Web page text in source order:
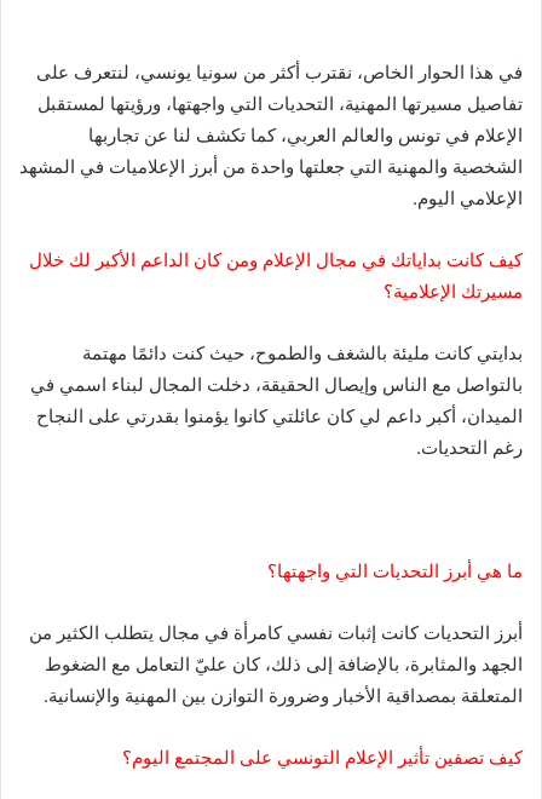
في هذا الحوار الخاص، نقترب أكثر من سونيا يونسي، لنتعرف على
تفاصيل مسيرتها المهنية، التحديات التي واجهتها، ورؤيتها لمستقبل
الإعلام في تونس والعالم العربي، كما تكشف لنا عن تجاربها
الشخصية والمهنية التي جعلتها واحدة من أبرز الإعلاميات في المشهد
الإعلامي اليوم.
كيف كانت بداياتك في مجال الإعلام ومن كان الداعم الأكبر لك خلال
مسيرتك الإعلامية؟
بدايتي كانت مليئة بالشغف والطموح، حيث كنت دائمًا مهتمة
بالتواصل مع الناس وإيصال الحقيقة، دخلت المجال لبناء اسمي في
الميدان، أكبر داعم لي كان عائلتي كانوا يؤمنوا بقدرتي على النجاح
رغم التحديات.
ما هي أبرز التحديات التي واجهتها؟
أبرز التحديات كانت إثبات نفسي كامرأة في مجال يتطلب الكثير من
الجهد والمثابرة، بالإضافة إلى ذلك، كان عليّ التعامل مع الضغوط
المتعلقة بمصداقية الأخبار وضرورة التوازن بين المهنية والإنسانية.
كيف تصفين تأثير الإعلام التونسي على المجتمع اليوم؟